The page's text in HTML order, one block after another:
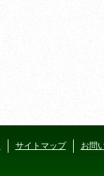
サイトマップ お問